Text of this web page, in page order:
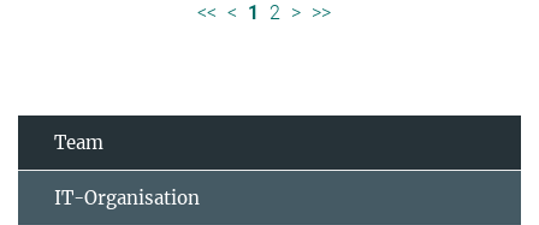
<< < 1 2 > >>
Team
IT-Organisation